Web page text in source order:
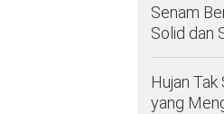
Senam
Solid dan
Hujan
yang